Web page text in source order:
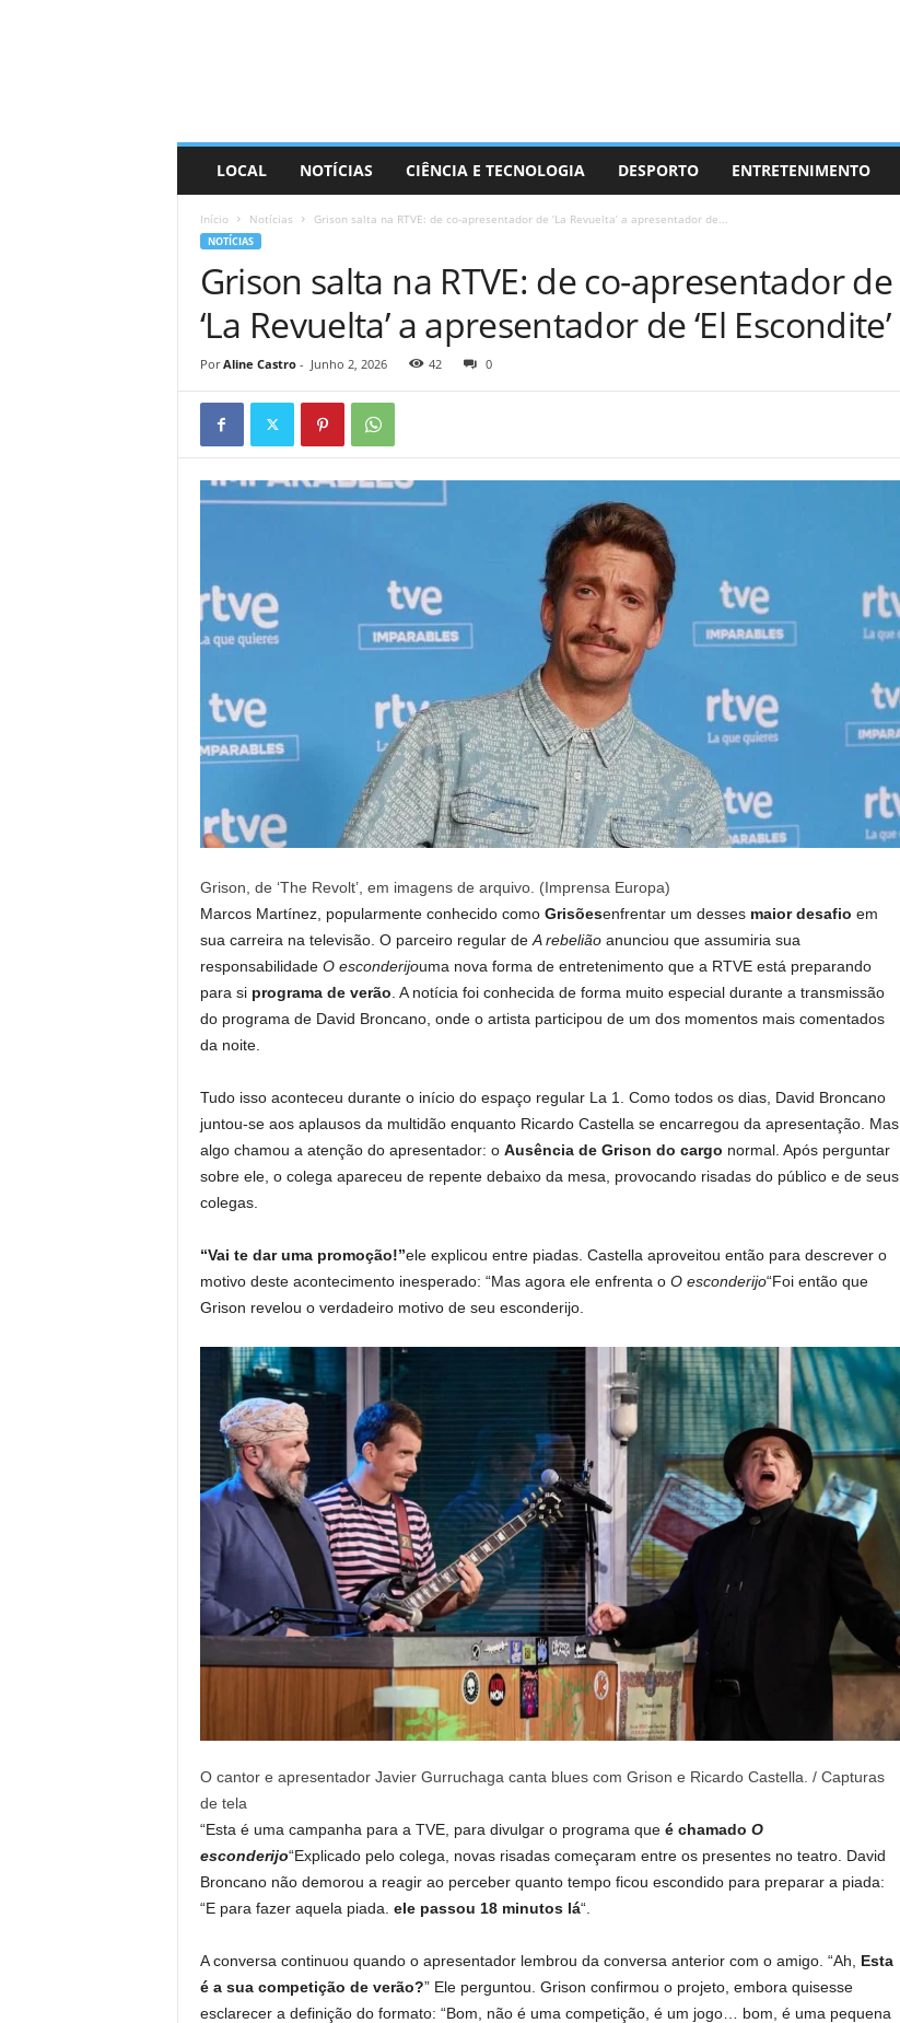
LOCAL NOTÍCIAS CIÊNCIA E TECNOLOGIA DESPORTO ENTRETENIMENTO
Início Notícias Grison salta na RTVE: de co-apresentador de ‘La Revuelta’ a apresentador de...
NOTÍCIAS
Grison salta na RTVE: de co-apresentador de
‘La Revuelta’ a apresentador de ‘El Escondite’
Por Aline Castro- Junho 2, 2026 42 0
Grison, de ‘The Revolt’, em imagens de arquivo. (Imprensa Europa)
Marcos Martínez, popularmente conhecido como Grisõesenfrentar um dessesmaior desafio em
sua carreira na televisão. O parceiro regular de A rebeliãoanunciou que assumiria sua
responsabilidade O esconderijouma nova forma de entretenimento que a RTVE está preparando
para si programa de verão . A notícia foi conhecida de forma muito especial durante a transmissão
do programa de David Broncano, onde o artista participou de um dos momentos mais comentados
da noite.
Tudo isso aconteceu durante o início do espaço regular La 1. Como todos os dias, David Broncano
juntou-se aos aplausos da multidão enquanto Ricardo Castella se encarregou da apresentação. Mas
algo chamou a atenção do apresentador: o Ausência de Grison do cargo normal. Após perguntar
sobre ele, o colega apareceu de repente debaixo da mesa, provocando risadas do público e de seus
colegas.
“Vai te dar uma promoção!”ele explicou entre piadas. Castella aproveitou então para descrever o
motivo deste acontecimento inesperado: “Mas agora ele enfrenta o O esconderijo“Foi então que
Grison revelou o verdadeiro motivo de seu esconderijo.
O cantor e apresentador Javier Gurruchaga canta blues com Grison e Ricardo Castella. / Capturas
de tela
“Esta é uma campanha para a TVE, para divulgar o programa que é chamado O
esconderijo“Explicado pelo colega, novas risadas começaram entre os presentes no teatro. David
Broncano não demorou a reagir ao perceber quanto tempo ficou escondido para preparar a piada:
“E para fazer aquela piada. ele passou 18 minutos lá“.
A conversa continuou quando o apresentador lembrou da conversa anterior com o amigo. “Ah,
Esta
é a sua competição de verão?” Ele perguntou. Grison confirmou o projeto, embora quisesse
esclarecer a definição do formato: “Bom, não é uma competição, é um jogo… bom, é uma pequena